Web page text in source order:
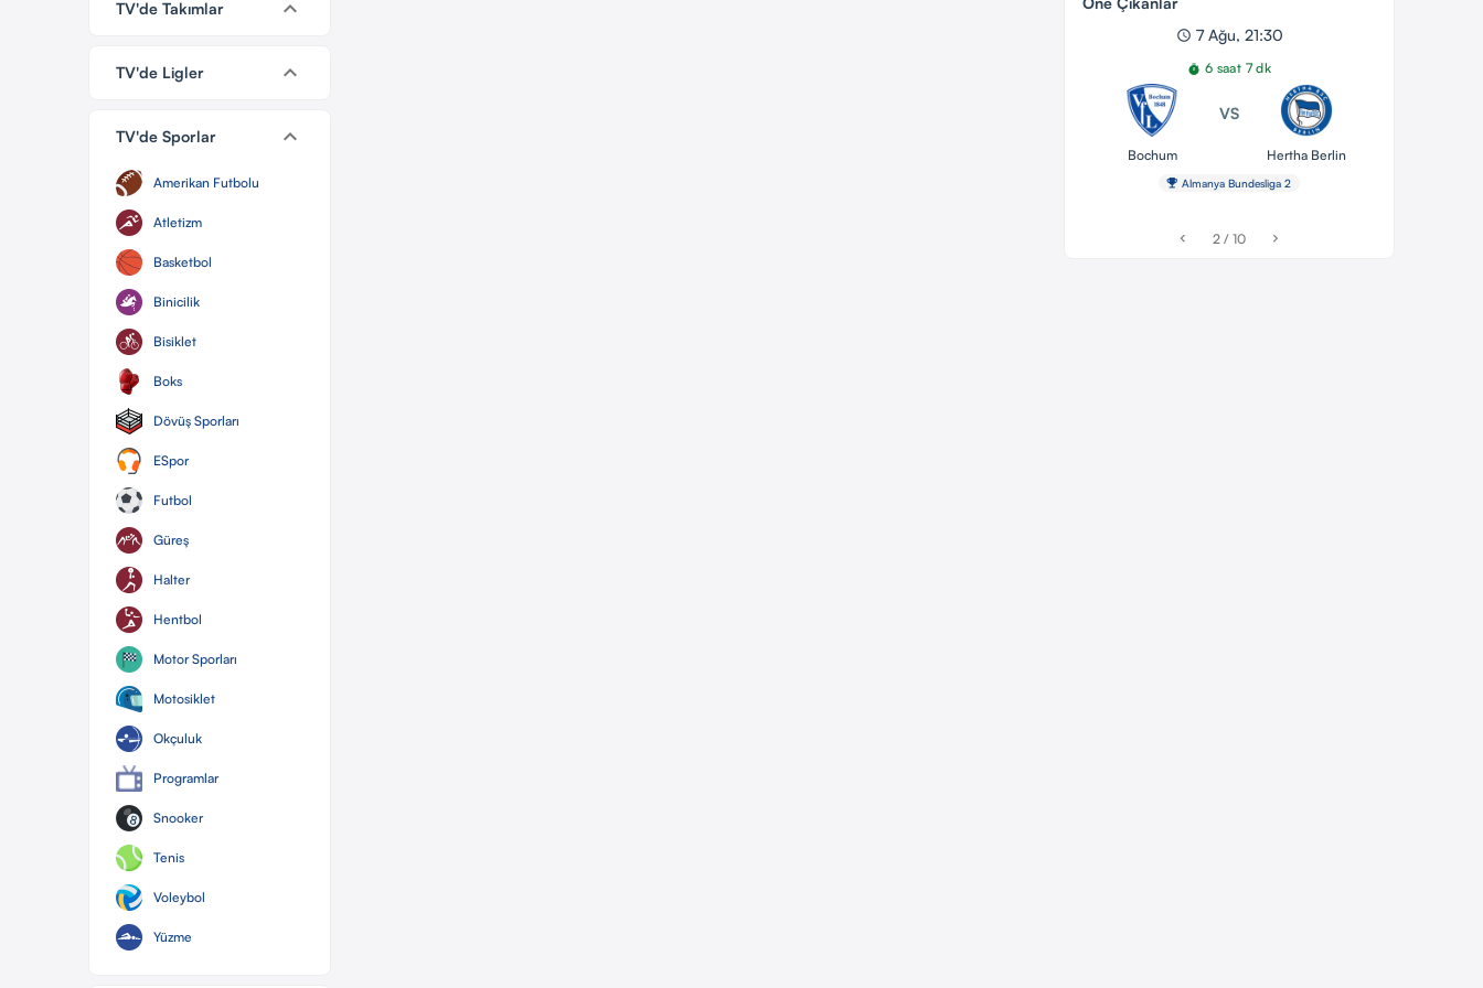
TV'de Takımlar keyboard_arrow_down
TV'de Ligler keyboard_arrow_down
TV'de Sporlar keyboard_arrow_down
Amerikan Futbolu
Atletizm
Basketbol
Binicilik
Bisiklet
Boks
Dövüş Sporları
ESpor
Futbol
Güreş
Halter
Hentbol
Motor Sporları
Motosiklet
Okçuluk
Programlar
Snooker
Tenis
Voleybol
Yüzme
schedule 7 Ağu, 21:30
timer 6 saat 7 dk
Bochum
VS
Hertha Berlin
emoji_events Almanya Bundesliga 2
chevron_left 2 / 10 chevron_right